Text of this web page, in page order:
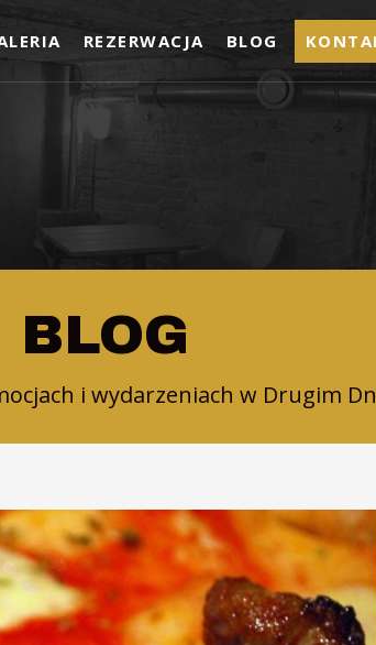
REZERWACJA BLOG
BLOG
i wydarzeniach w Drugim